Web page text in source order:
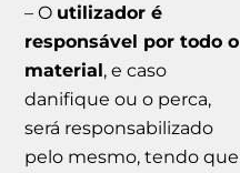
– O utilizador é
responsável por todo o
material, e caso
danifique ou o perca,
será responsabilizado
pelo mesmo, tendo que